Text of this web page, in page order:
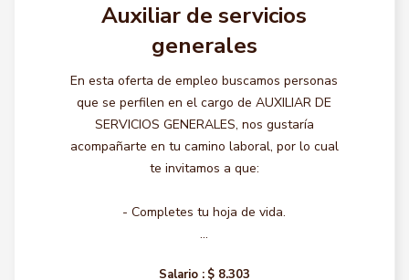
Auxiliar de servicios
generales
En esta oferta de empleo buscamos personas
que se perfilen en el cargo de AUXILIAR DE
SERVICIOS GENERALES, nos gustaría
acompañarte en tu camino laboral, por lo cual
te invitamos a que:
- Completes tu hoja de vida.
...
Salario : $ 8.303